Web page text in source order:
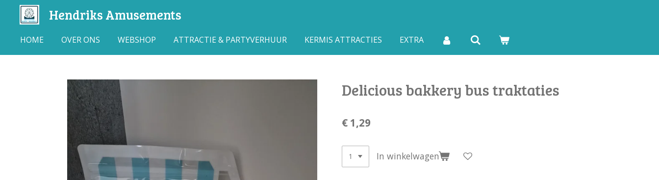
direct
Hendriks Amusements
HOME OVER ONS WEBSHOP ATTRACTIE & PARTYVERHUUR KERMIS ATTRACTIES EXTRA
Delicious bakkery bus traktaties
€ 1,29
In winkelwagen